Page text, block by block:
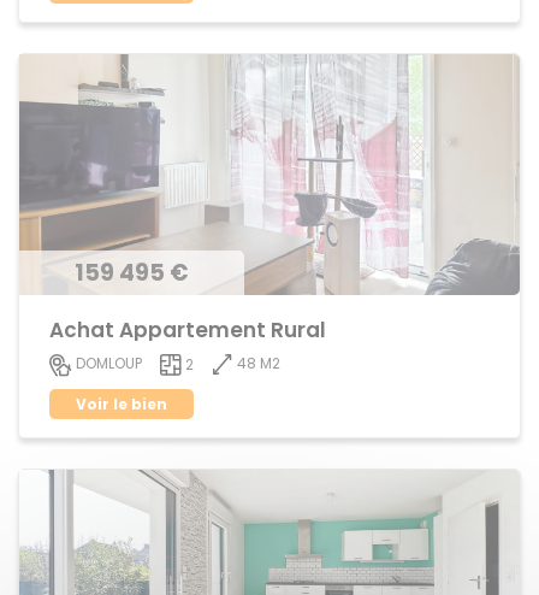
159 495 €
Achat Appartement Rural
DOMLOUP 2
48 M2
Voir le bien